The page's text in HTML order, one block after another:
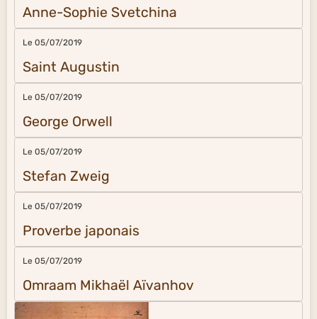
Anne-Sophie Svetchina
Le 05/07/2019
Saint Augustin
Le 05/07/2019
George Orwell
Le 05/07/2019
Stefan Zweig
Le 05/07/2019
Proverbe japonais
Le 05/07/2019
Omraam Mikhaël Aïvanhov